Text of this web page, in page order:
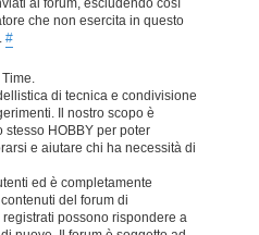
ai forum, escludendo così
che non esercita in questo
#
di tecnica e condivisione
Il nostro scopo è
stesso HOBBY per poter
e aiutare chi ha necessità di
ed è completamente
del forum di
possono rispondere a